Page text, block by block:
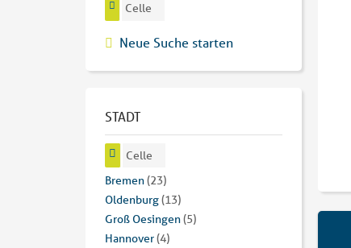
Celle
Neue Suche starten
STADT
Celle
Bremen(23)
Oldenburg(13)
Groß Oesingen(5)
Hannover(4)